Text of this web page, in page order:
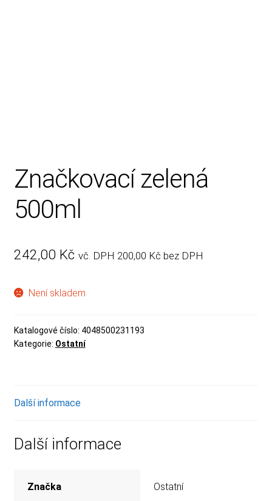
Značkovací zelená
500ml
242,00 Kč vč. DPH 200,00 Kč bez DPH
Není skladem
Katalogové číslo: 4048500231193
Kategorie: Ostatní
Další informace
Další informace
Značka Ostatní